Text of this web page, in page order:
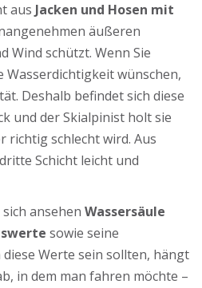
aus Jacken und Hosen mit
äußeren
Wind schützt. Wenn Sie
Wasserdichtigkeit wünschen,
Deshalb befindet sich diese
und der Skialpinist holt sie
richtig schlecht wird. Aus
Schicht leicht und
ansehen Wassersäule
sowie seine
Werte sein sollten, hängt
in dem man fahren möchte –